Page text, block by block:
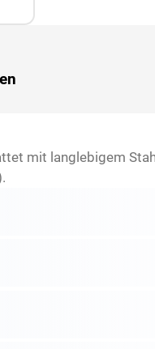
mit langlebigem